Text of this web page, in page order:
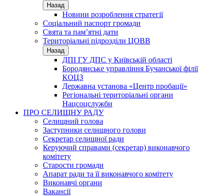
Назад
Новини розроблення стратегії
Соціальний паспорт громади
Свята та пам’ятні дати
Територіальні підрозділи ЦОВВ
Назад
ДПІ ГУ ДПС у Київській області
Бородянське управління Бучанської філії
КОЦЗ
Державна установа «Центр пробації»
Регіональні територіальні органи
Нацсоцслужби
ПРО СЕЛИЩНУ РАДУ
Селищний голова
Заступники селищного голови
Секретар селищної ради
Керуючий справами (секретар) виконавчого
комітету
Старости громади
Апарат ради та її виконавчого комітету
Виконавчі органи
Вакансії